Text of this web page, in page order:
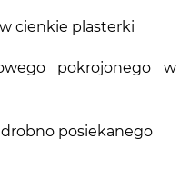
cienkie plasterki
pokrojonego w
posiekanego